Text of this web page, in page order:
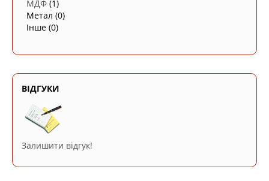
МДФ (1)
Метал (0)
Інше (0)
ВІДГУКИ
Залишити відгук!